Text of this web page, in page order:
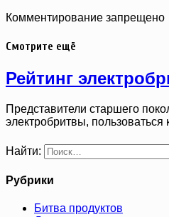
Комментирование запрещено
Смотрите ещё
Рейтинг
Представители старшего
электробритвы,
Найти:
Рубрики
Битва продуктов